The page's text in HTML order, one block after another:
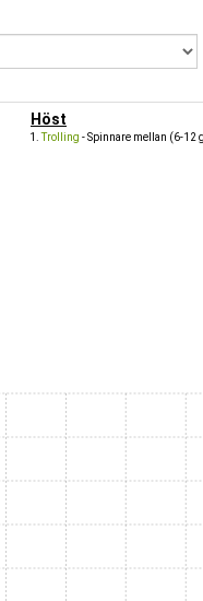
Höst
Trolling - Spinnare mellan (6-12